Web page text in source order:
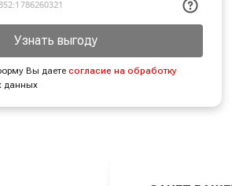
Узнать выгоду
Вы даетесогласие на обработку
данных